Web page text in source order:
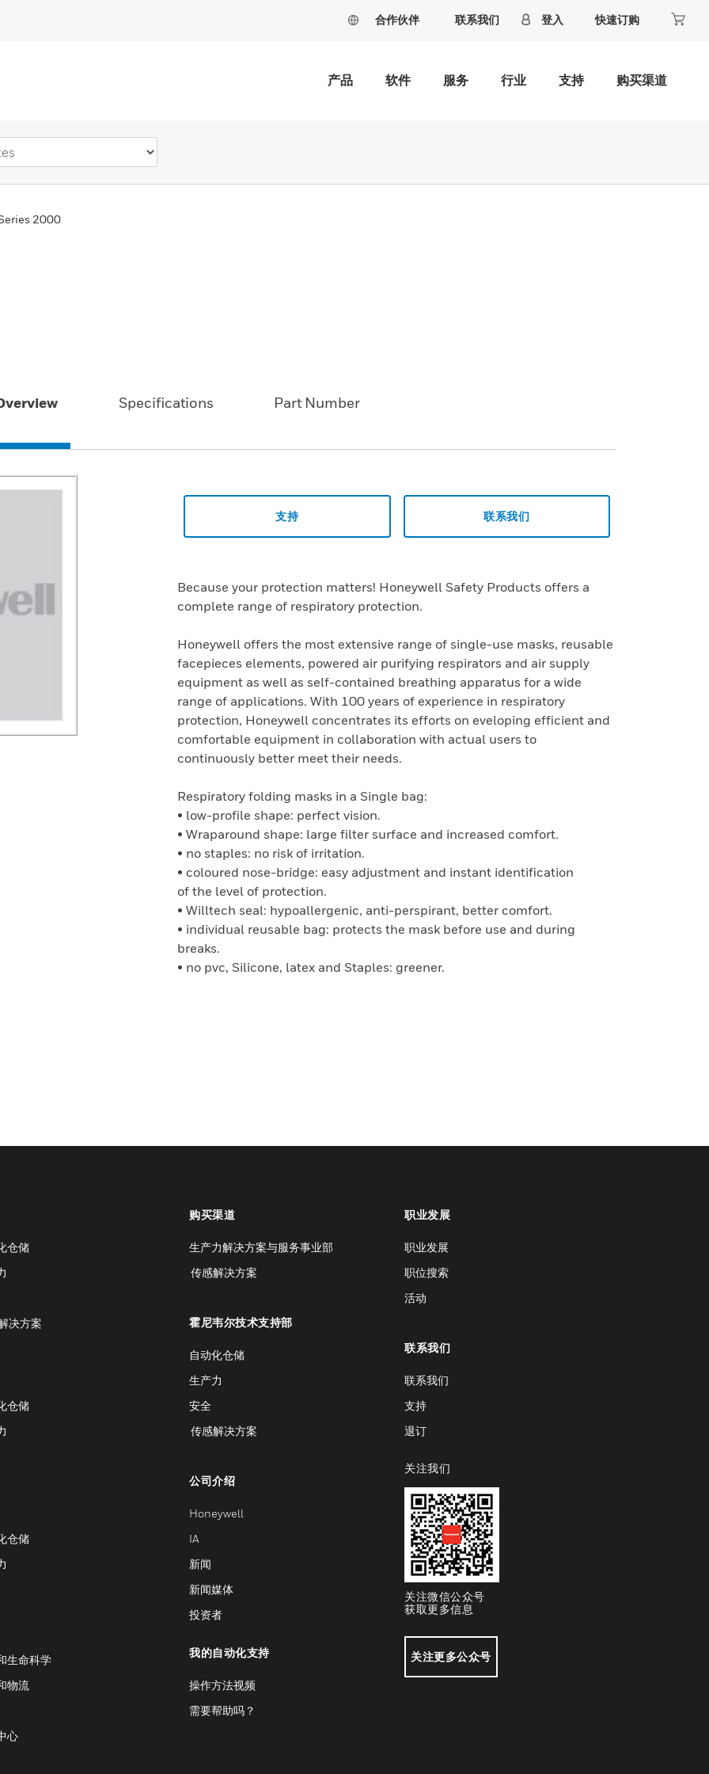
合作伙伴 联系我们 登入 快速订购
产品 软件 服务 行业 支持 购买渠道
2000
Specifications Part Number
支持 联系我们
Because your protection matters! Honeywell Safety Products offers a
complete range of respiratory protection.
Honeywell offers the most extensive range of single-use masks, reusable
facepieces elements, powered air purifying respirators and air supply
equipment as well as self-contained breathing apparatus for a wide
range of applications. With 100 years of experience in respiratory
protection, Honeywell concentrates its efforts on eveloping efficient and
comfortable equipment in collaboration with actual users to
continuously better meet their needs.
Respiratory folding masks in a Single bag:
• low-profile shape: perfect vision.
• Wraparound shape: large filter surface and increased comfort.
• no staples: no risk of irritation.
• coloured nose-bridge: easy adjustment and instant identification
of the level of protection.
• Willtech seal: hypoallergenic, anti-perspirant, better comfort.
• individual reusable bag: protects the mask before use and during
breaks.
• no pvc, Silicone, latex and Staples: greener.
仓储
决方案
仓储
仓储
生命科学
物流
心
购买渠道
生产力解决方案与服务事业部
传感解决方案
霍尼韦尔技术支持部
自动化仓储
生产力
安全
传感解决方案
公司介绍
Honeywell
IA
新闻
新闻媒体
投资者
我的自动化支持
操作方法视频
需要帮助吗？
职业发展
职业发展
职位搜索
活动
联系我们
联系我们
支持
退订
关注我们
关注微信公众号
获取更多信息
关注更多公众号